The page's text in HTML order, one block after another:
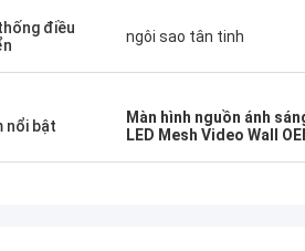
mua một đôi bốt đầu vuông
mùa đông ngoại hình rất cao,
pha kiểu như vậy, cái này sẽ...
điều
ngôi sao tân tinh
nổi bật Màn hình nguồn ánh
LED Mesh Video Wall